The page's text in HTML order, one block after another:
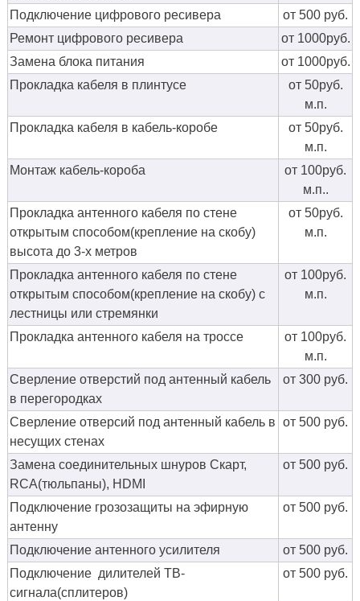
Подключение цифрового ресивера
от 500 руб.
Ремонт цифрового ресивера
от 1000руб.
Замена блока питания
от 1000руб.
Прокладка кабеля в плинтусе
от 50руб.
м.п.
Прокладка кабеля в кабель-коробе
от 50руб.
м.п.
Монтаж кабель-короба
от 100руб.
м.п..
Прокладка антенного кабеля по стене
открытым способом(крепление на скобу)
высота до 3-х метров
от 50руб.
м.п.
Прокладка антенного кабеля по стене
открытым способом(крепление на скобу) с
лестницы или стремянки
от 100руб.
м.п.
Прокладка антенного кабеля на троссе
от 100руб.
м.п.
Сверление отверстий под антенный кабель
в перегородках
от 300 руб.
Сверление отверсий под антенный кабель в
несущих стенах
от 500 руб.
Замена соединительных шнуров Скарт,
RCA(тюльпаны), HDMI
от 500 руб.
Подключение грозозащиты на эфирную
антенну
от 500 руб.
Подключение антенного усилителя
от 500 руб.
Подключение дилителей ТВ-
сигнала(сплитеров)
от 500 руб.